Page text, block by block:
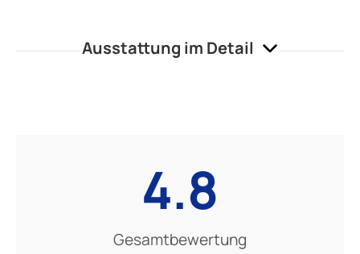
Ausstattung im Detail
4.8
Gesamtbewertung